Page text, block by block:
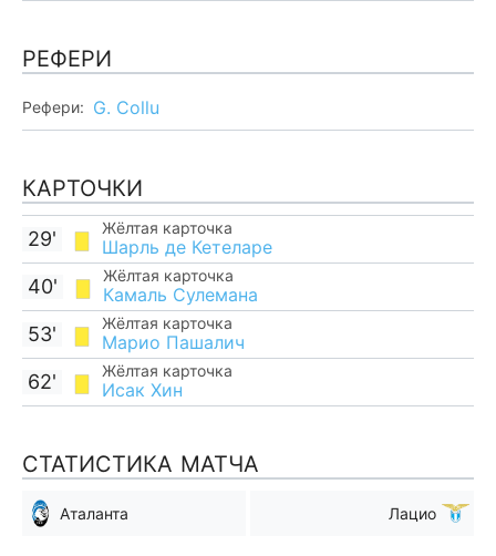
РЕФЕРИ
Рефери: G. Collu
КАРТОЧКИ
Жёлтая карточка
Шарль де Кетеларе
29'
Жёлтая карточка
Камаль Сулемана
40'
Жёлтая карточка
Марио Пашалич
53'
Жёлтая карточка
Исак Хин
62'
СТАТИСТИКА МАТЧА
Аталанта Лацио